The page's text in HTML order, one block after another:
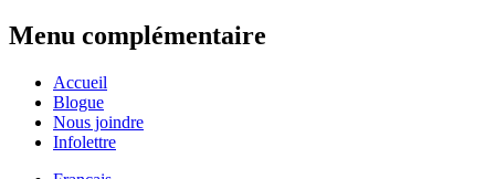
Menu complémentaire
Accueil
Blogue
Nous joindre
Infolettre